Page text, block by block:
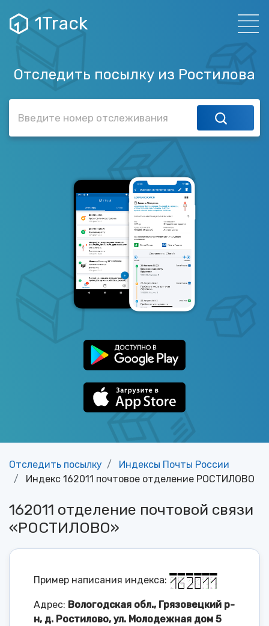
1Track
Отследить посылку из Ростилова
Отследить посылку
Индексы Почты России
Индекс 162011 почтовое отделение РОСТИЛОВО
162011 отделение почтовой связи
«РОСТИЛОВО»
Пример написания индекса:
Адрес: Вологодская обл., Грязовецкий р-
н, д. Ростилово, ул. Молодежная дом 5